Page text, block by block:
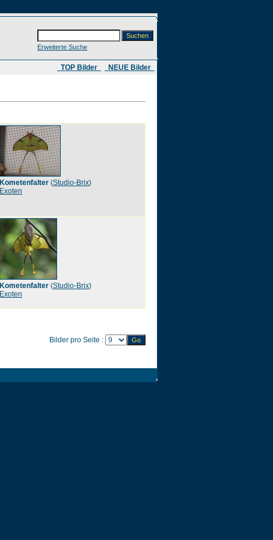
Erweiterte Suche
​ TOP Bilder NEUE Bilder
Kometenfalter (Studio-Brix)
Exoten
Kometenfalter (Studio-Brix)
Exoten
Bilder pro Seite :